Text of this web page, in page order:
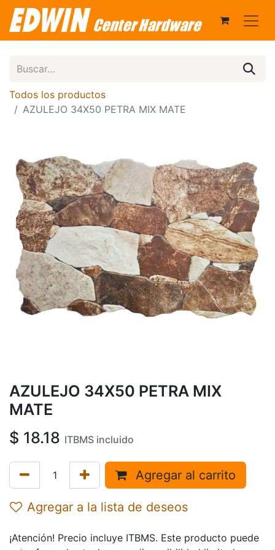
Todos los productos
AZULEJO 34X50 PETRA MIX MATE
AZULEJO 34X50 PETRA MIX
MATE
$ 18.18 ITBMS incluido
Agregar al carrito
Agregar a la lista de deseos
¡Atención! Precio incluye ITBMS. Este producto puede